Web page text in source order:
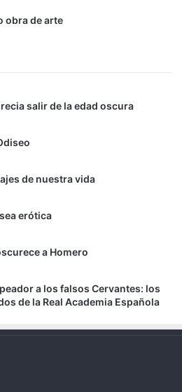
obra de arte
salir de la edad oscura
de nuestra vida
erótica
a Homero
a los falsos Cervantes: los
de la Real Academia Española